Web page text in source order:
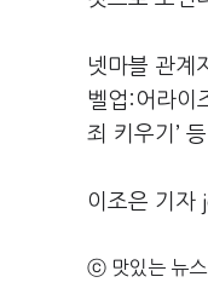
넷마블 관계
벨업:어라이
죄 키우기’
이조은 기
ⓒ 맛있는 뉴스